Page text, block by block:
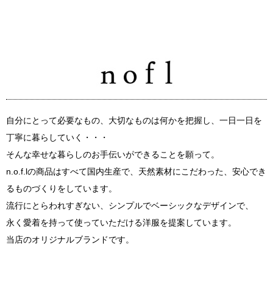
自分にとって必要なもの、大切なものは何かを把握し、一日一日を
丁寧に暮らしていく・・・
そんな幸せな暮らしのお手伝いができることを願って。
n.o.f.lの商品はすべて国内生産で、天然素材にこだわった、安心でき
るものづくりをしています。
流行にとらわれすぎない、シンプルでベーシックなデザインで、
永く愛着を持って使っていただける洋服を提案しています。
当店のオリジナルブランドです。